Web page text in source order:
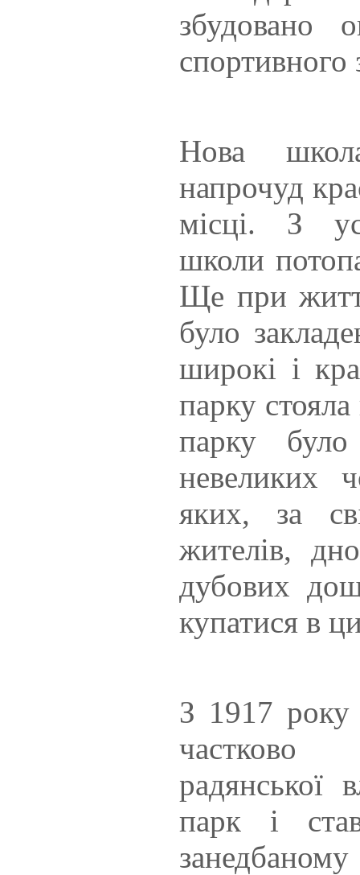
збудовано
спортивного
Нова
напрочуд
місці. З
школи
Ще при
було
широкі і
парку
парку було
невеликих
яких, за
жителів,
дубових
купатися в
З 1917 року
частково
радянської
парк і